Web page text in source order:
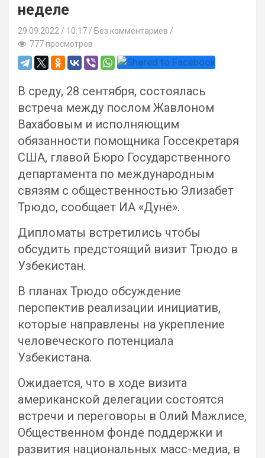
неделе
29.09.2022 10:17 / Без комментариев
777 просмотров
В среду, 28 сентября, состоялась
встреча между послом Жавлоном
Вахабовым и исполняющим
обязанности помощника Госсекретаря
США, главой Бюро Государственного
департамента по международным
связям с общественностью Элизабет
Трюдо, сообщает ИА «Дунё».
Дипломаты встретились чтобы
обсудить предстоящий визит Трюдо в
Узбекистан.
В планах Трюдо обсуждение
перспектив реализации инициатив,
которые направлены на укрепление
человеческого потенциала
Узбекистана.
Ожидается, что в ходе визита
американской делегации состоятся
встречи и переговоры в Олий Мажлисе,
Общественном фонде поддержки и
развития национальных масс-медиа, в